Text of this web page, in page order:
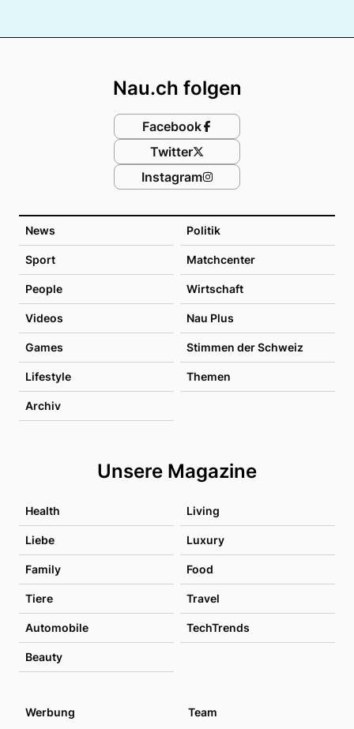
News Politik
Sport Matchcenter
People Wirtschaft
Videos Nau Plus
Games Stimmen der Schweiz
Lifestyle Themen
Archiv
Unsere Magazine
Health Living
Liebe Luxury
Family Food
Tiere Travel
Automobile TechTrends
Beauty
Nau.ch folgen
Facebook
Twitter
Instagram
Werbung Team